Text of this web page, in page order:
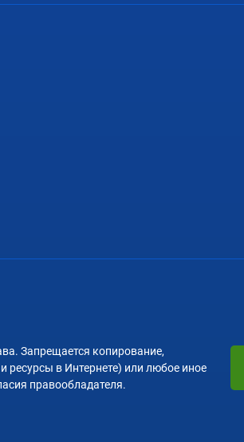
Запрещается копирование,
ресурсы в Интернете) или любое иное
правообладателя.